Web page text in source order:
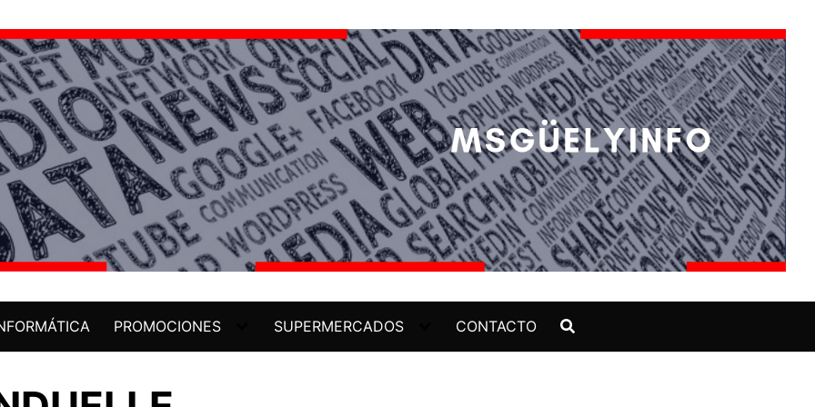
PROMOCIONES SUPERMERCADOS CONTACTO